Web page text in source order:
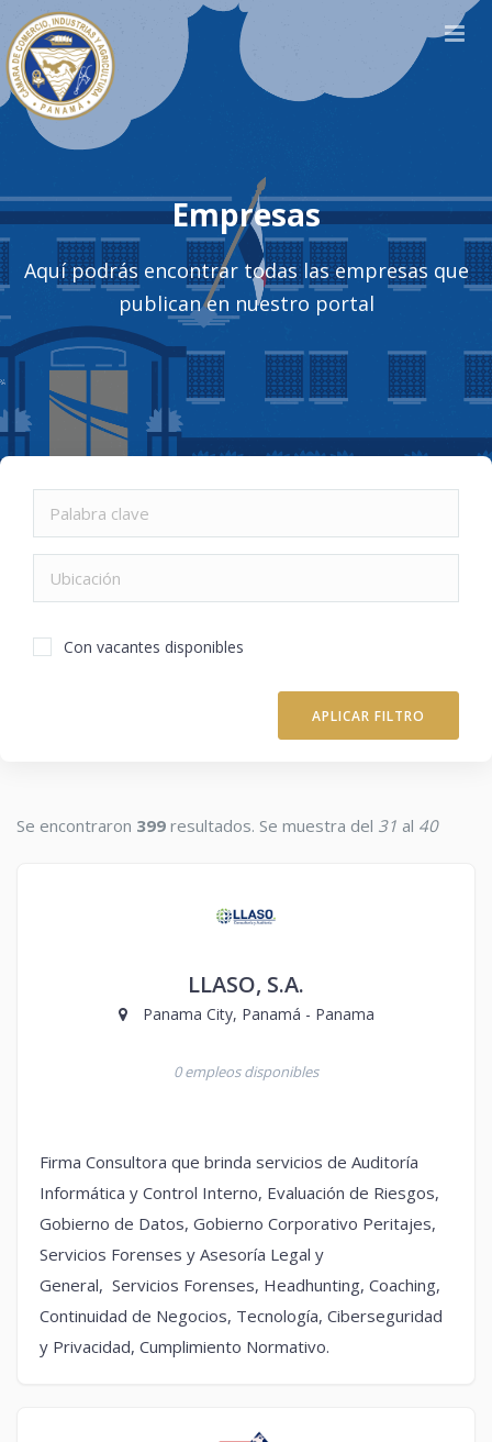
Empresas
Aquí podrás encontrar todas las empresas que
publican en nuestro portal
Con vacantes disponibles
APLICAR FILTRO
Se encontraron 399 resultados. Se muestra del 31 al 40
LLASO, S.A.
Panama City, Panamá - Panama
0 empleos disponibles
Firma Consultora que brinda servicios de Auditoría
Informática y Control Interno, Evaluación de Riesgos,
Gobierno de Datos, Gobierno Corporativo Peritajes,
Servicios Forenses y Asesoría Legal y
General, Servicios Forenses, Headhunting, Coaching,
Continuidad de Negocios, Tecnología, Ciberseguridad
y Privacidad, Cumplimiento Normativo.